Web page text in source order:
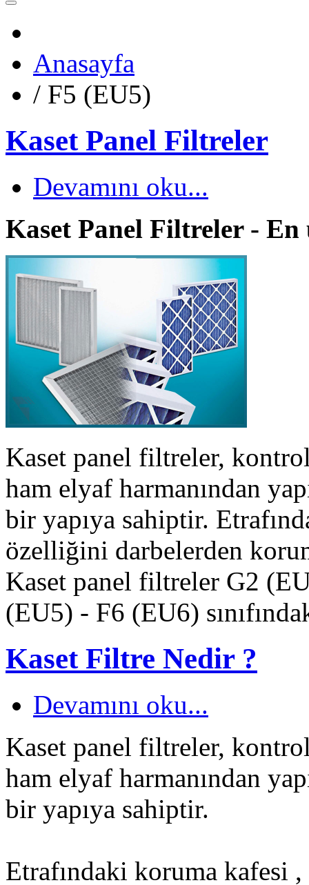
Anasayfa
/ F5 (EU5)
Kaset Panel Filtreler
Devamını oku...
Kaset Panel Filtreler - En
Kaset panel filtreler,
ham elyaf harmanından
bir yapıya sahiptir.
özelliğini darbelerden
Kaset panel filtreler G2
(EU5) - F6 (EU6)
Kaset Filtre Nedir ?
Devamını oku...
Kaset panel filtreler,
ham elyaf harmanından
bir yapıya sahiptir.
Etrafındaki koruma kafesi